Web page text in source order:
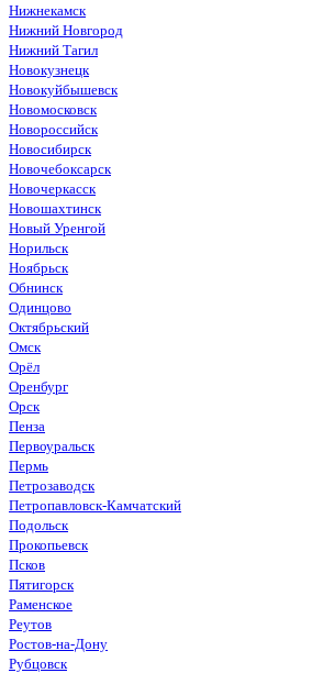
Нижнекамск
Нижний Новгород
Нижний Тагил
Новокузнецк
Новокуйбышевск
Новомосковск
Новороссийск
Новосибирск
Новочебоксарск
Новочеркасск
Новошахтинск
Новый Уренгой
Норильск
Ноябрьск
Обнинск
Одинцово
Октябрьский
Омск
Орёл
Оренбург
Орск
Пенза
Первоуральск
Пермь
Петрозаводск
Петропавловск-Камчатский
Подольск
Прокопьевск
Псков
Пятигорск
Раменское
Реутов
Ростов-на-Дону
Рубцовск